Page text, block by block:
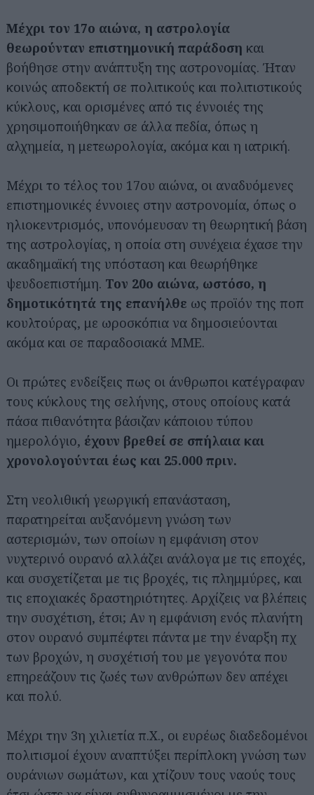
Μέχρι τον 17ο αιώνα, η αστρολογία
θεωρούνταν επιστημονική παράδοση και
βοήθησε στην ανάπτυξη της αστρονομίας. Ήταν
κοινώς αποδεκτή σε πολιτικούς και πολιτιστικούς
κύκλους, και ορισμένες από τις έννοιές της
χρησιμοποιήθηκαν σε άλλα πεδία, όπως η
αλχημεία, η μετεωρολογία, ακόμα και η ιατρική.
Μέχρι το τέλος του 17ου αιώνα, οι αναδυόμενες
επιστημονικές έννοιες στην αστρονομία, όπως ο
ηλιοκεντρισμός, υπονόμευσαν τη θεωρητική βάση
της αστρολογίας, η οποία στη συνέχεια έχασε την
ακαδημαϊκή της υπόσταση και θεωρήθηκε
ψευδοεπιστήμη. Τον 20ο αιώνα, ωστόσο, η
δημοτικότητά της επανήλθε ως προϊόν της ποπ
κουλτούρας, με ωροσκόπια να δημοσιεύονται
ακόμα και σε παραδοσιακά ΜΜΕ.
Οι πρώτες ενδείξεις πως οι άνθρωποι κατέγραφαν
τους κύκλους της σελήνης, στους οποίους κατά
πάσα πιθανότητα βάσιζαν κάποιου τύπου
ημερολόγιο, έχουν βρεθεί σε σπήλαια και
χρονολογούνται έως και 25.000 πριν.
Στη νεολιθική γεωργική επανάσταση,
παρατηρείται αυξανόμενη γνώση των
αστερισμών, των οποίων η εμφάνιση στον
νυχτερινό ουρανό αλλάζει ανάλογα με τις εποχές,
και συσχετίζεται με τις βροχές, τις πλημμύρες, και
τις εποχιακές δραστηριότητες. Αρχίζεις να βλέπεις
την συσχέτιση, έτσι; Αν η εμφάνιση ενός πλανήτη
στον ουρανό συμπέφτει πάντα με την έναρξη πχ
των βροχών, η συσχέτισή του με γεγονότα που
επηρεάζουν τις ζωές των ανθρώπων δεν απέχει
και πολύ.
Μέχρι την 3η χιλιετία π.Χ., οι ευρέως διαδεδομένοι
πολιτισμοί έχουν αναπτύξει περίπλοκη γνώση των
ουράνιων σωμάτων, και χτίζουν τους ναούς τους